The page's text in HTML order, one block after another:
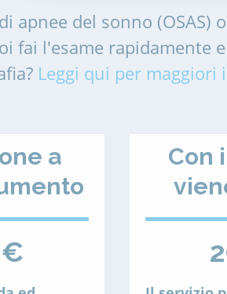
apnee del sonno (OSAS)
fai l'esame rapidamente
Leggi qui per maggiori
a
Con